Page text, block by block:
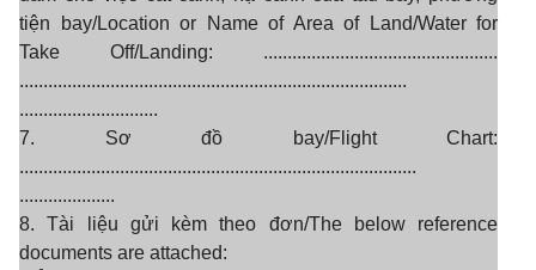
tiện bay/Location or Name of Area of Land/Water for
Take Off/Landing: .................................................
.................................................................................
.............................
7. Sơ đồ bay/Flight Chart:
...................................................................................
....................
8. Tài liệu gửi kèm theo đơn/The below reference
documents are attached: